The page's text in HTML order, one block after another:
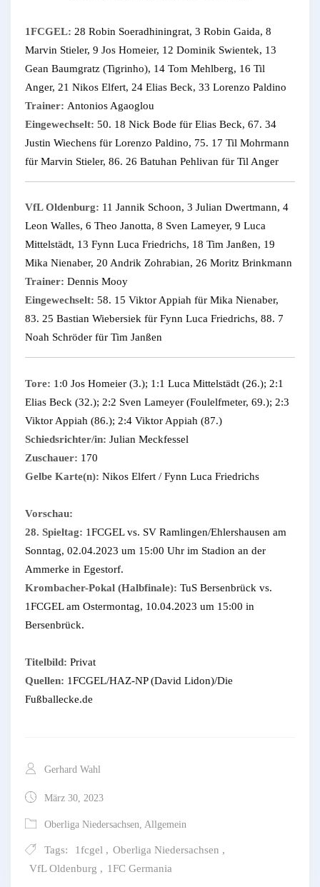
1FCGEL: 28 Robin Soeradhiningrat, 3 Robin Gaida, 8
Marvin Stieler, 9 Jos Homeier, 12 Dominik Swientek, 13
Gean Baumgratz (Tigrinho), 14 Tom Mehlberg, 16 Til
Anger, 21 Nikos Elfert, 24 Elias Beck, 33 Lorenzo Paldino
Trainer: Antonios Agaoglou
Eingewechselt: 50. 18 Nick Bode für Elias Beck, 67. 34
Justin Wiechens für Lorenzo Paldino, 75. 17 Til Mohrmann
für Marvin Stieler, 86. 26 Batuhan Pehlivan für Til Anger
VfL Oldenburg: 11 Jannik Schoon, 3 Julian Dwertmann, 4
Leon Walles, 6 Theo Janotta, 8 Sven Lameyer, 9 Luca
Mittelstädt, 13 Fynn Luca Friedrichs, 18 Tim Janßen, 19
Mika Nienaber, 20 Andrik Zohrabian, 26 Moritz Brinkmann
Trainer: Dennis Mooy
Eingewechselt: 58. 15 Viktor Appiah für Mika Nienaber,
83. 25 Bastian Wiebersiek für Fynn Luca Friedrichs, 88. 7
Noah Schröder für Tim Janßen
Tore: 1:0 Jos Homeier (3.); 1:1 Luca Mittelstädt (26.); 2:1
Elias Beck (32.); 2:2 Sven Lameyer (Foulelfmeter, 69.); 2:3
Viktor Appiah (86.); 2:4 Viktor Appiah (87.)
Schiedsrichter/in: Julian Meckfessel
Zuschauer: 170
Gelbe Karte(n): Nikos Elfert / Fynn Luca Friedrichs
Vorschau:
28. Spieltag: 1FCGEL vs. SV Ramlingen/Ehlershausen am
Sonntag, 02.04.2023 um 15:00 Uhr im Stadion an der
Ammerke in Egestorf.
Krombacher-Pokal (Halbfinale): TuS Bersenbrück vs.
1FCGEL am Ostermontag, 10.04.2023 um 15:00 in
Bersenbrück.
Titelbild: Privat
Quellen: 1FCGEL/HAZ-NP (David Lidon)/Die
Fußballecke.de
Gerhard Wahl
März 30, 2023
Oberliga Niedersachsen Allgemein
Tags: 1fcgel , Oberliga Niedersachsen ,
VfL Oldenburg , 1FC Germania